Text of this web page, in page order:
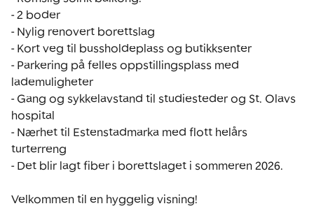
- 2 boder
- Nylig renovert borettslag
- Kort veg til bussholdeplass og butikksenter
- Parkering på felles oppstillingsplass med
lademuligheter
- Gang og sykkelavstand til studiesteder og St. Olavs
hospital
- Nærhet til Estenstadmarka med flott helårs
turterreng
- Det blir lagt fiber i borettslaget i sommeren 2026.
Velkommen til en hyggelig visning!